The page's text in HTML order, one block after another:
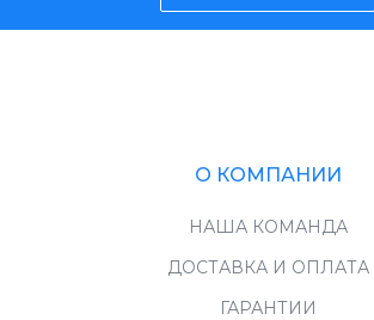
О КОМПАНИИ
НАША КОМАНДА
ДОСТАВКА И ОПЛАТА
ГАРАНТИИ